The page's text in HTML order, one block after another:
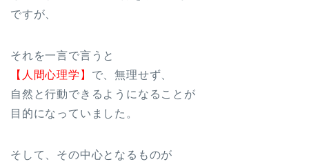
ですが、
それを一言で言うと
【人間心理学】 で、無理せず、
自然と行動できるようになることが
目的になっていました。
そして、その中心となるものが